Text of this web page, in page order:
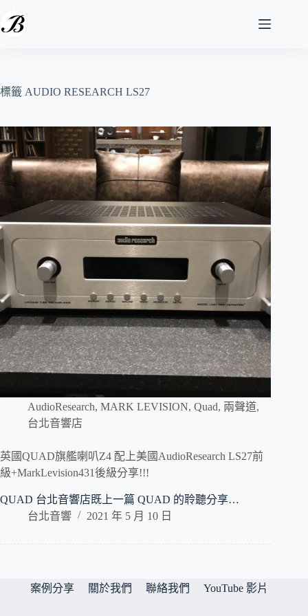
至
容
標籤 AUDIO RESEARCH LS27
AudioResearch, MARK LEVISION, Quad, 兩聲道,
台北音響店
英國QUAD旗艦喇叭Z4 配上美國AudioResearch LS27前
級+MarkLevision431後級分享!!!
QUAD 台北音響店既上一篇 QUAD 的聆聽分享…
台北音響
2021 年 5 月 10 日
案例分享 關於我們 聯絡我們 YouTube 影片